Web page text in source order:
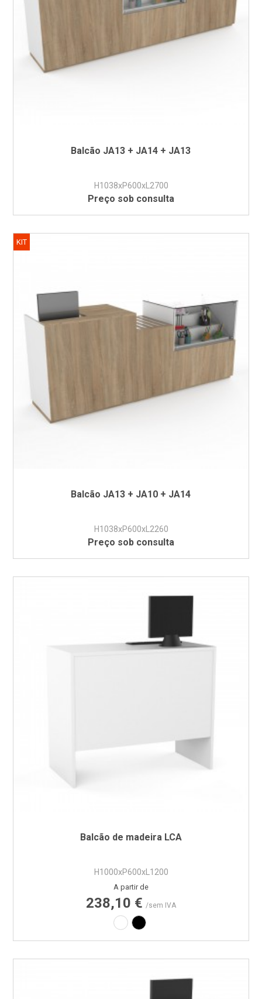
Balcão JA13 + JA14 + JA13
H1038xP600xL2700
Preço sob consulta
Balcão JA13 + JA10 + JA14
H1038xP600xL2260
Preço sob consulta
KIT
Balcão de madeira LCA
H1000xP600xL1200
Preço
A partir de
238,10 € /sem IVA
Laminado branco
Laminado preto